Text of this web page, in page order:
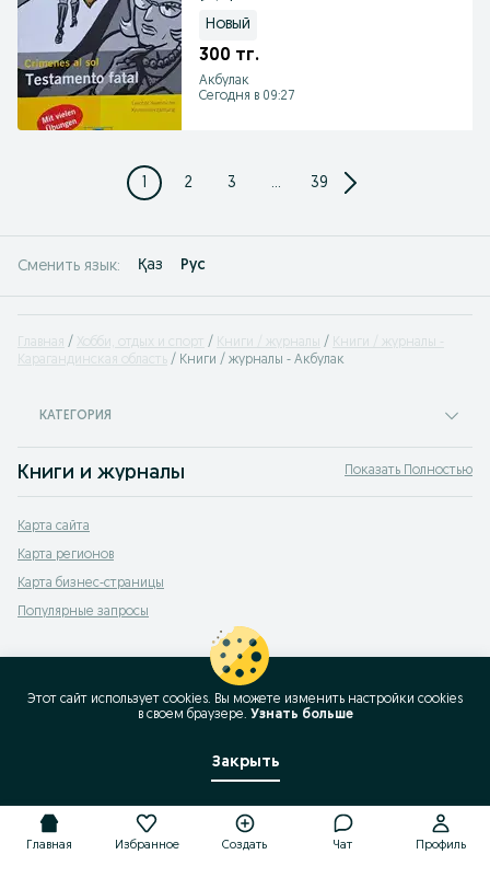
Новый
300 тг.
Акбулак
Сегодня в 09:27
1 2 3 ... 39
Сменить язык: Қаз Рус
Главная Хобби, отдых и спорт Книги / журналы
Книги / журналы -
Карагандинская область
Книги / журналы - Акбулак
КАТЕГОРИЯ
Книги и журналы Показать Полностью
Карта сайта
Карта регионов
Карта бизнес-страницы
Популярные запросы
Главная Избранное Создать Чат Профиль
Этот сайт использует cookies. Вы можете изменить настройки cookies
в своeм браузере. Узнать больше
Закрыть